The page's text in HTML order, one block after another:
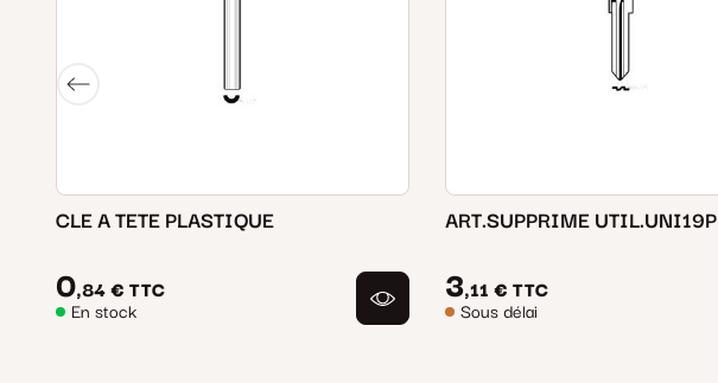
CLE A TETE PLASTIQUE
0,84 € TTC
En stock
ART.SUPPRIME UTIL.UNI19P
3,11 € TTC
Sous délai